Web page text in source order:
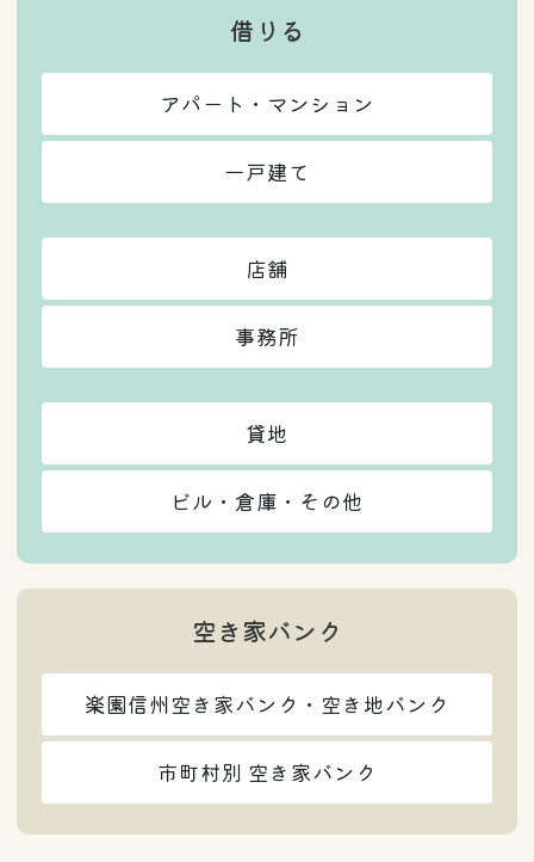
借りる
アパート・マンション
一戸建て
店舗
事務所
貸地
ビル・倉庫・その他
空き家バンク
楽園信州空き家バンク・空き地バンク
市町村別 空き家バンク